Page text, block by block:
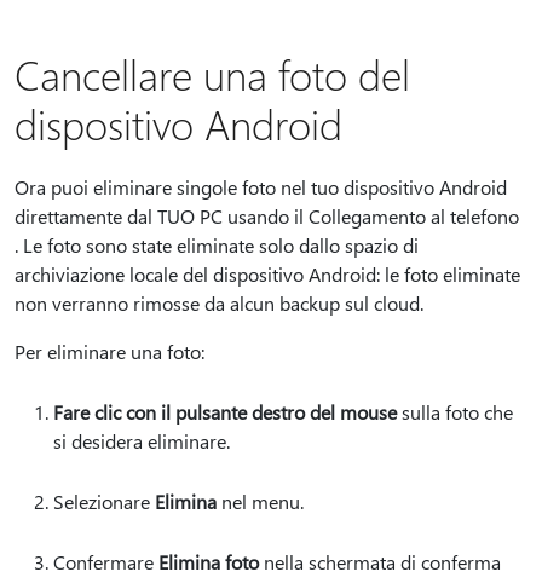
Cancellare una foto del
dispositivo Android
Ora puoi eliminare singole foto nel tuo dispositivo Android
direttamente dal TUO PC usando il Collegamento al telefono
. Le foto sono state eliminate solo dallo spazio di
archiviazione locale del dispositivo Android: le foto eliminate
non verranno rimosse da alcun backup sul cloud.
Per eliminare una foto:
Fare clic con il pulsante destro del mousesulla foto che
si desidera eliminare.
Selezionare Elimina nel menu.
Confermare Elimina fotonella schermata di conferma